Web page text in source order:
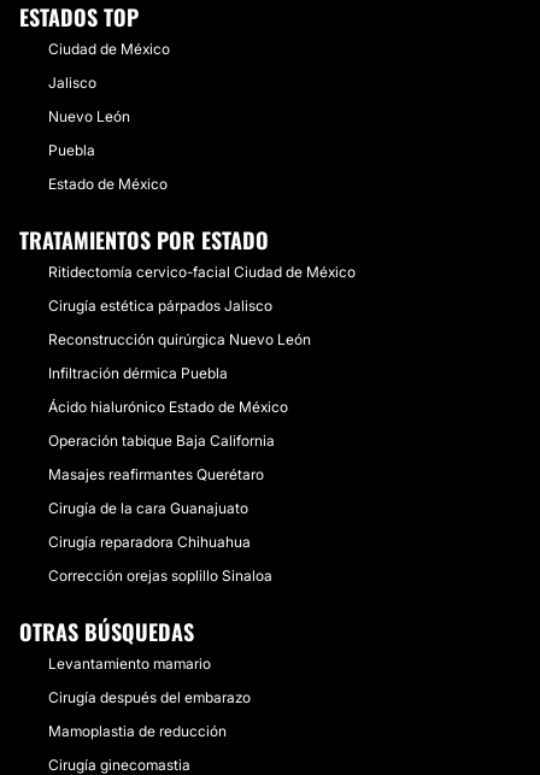
ESTADOS TOP
Ciudad de México
Jalisco
Nuevo León
Puebla
Estado de México
TRATAMIENTOS POR ESTADO
Ritidectomía cervico-facial Ciudad de México
Cirugía estética párpados Jalisco
Reconstrucción quirúrgica Nuevo León
Infiltración dérmica Puebla
Ácido hialurónico Estado de México
Operación tabique Baja California
Masajes reafirmantes Querétaro
Cirugía de la cara Guanajuato
Cirugía reparadora Chihuahua
Corrección orejas soplillo Sinaloa
OTRAS BÚSQUEDAS
Levantamiento mamario
Cirugía después del embarazo
Mamoplastia de reducción
Cirugía ginecomastia